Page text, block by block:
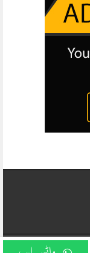
Copyright © 2026,